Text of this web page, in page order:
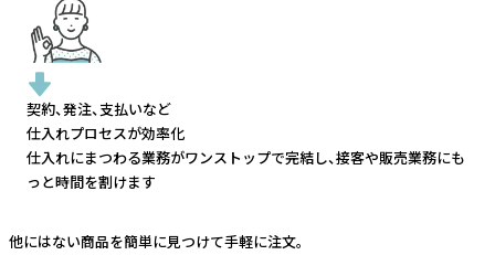
契約、発注、支払いなど
仕入れプロセスが効率化
仕入れにまつわる業務がワンストップで完結し、接客や販売業務にも
っと時間を割けます
他にはない商品を簡単に見つけて手軽に注文。